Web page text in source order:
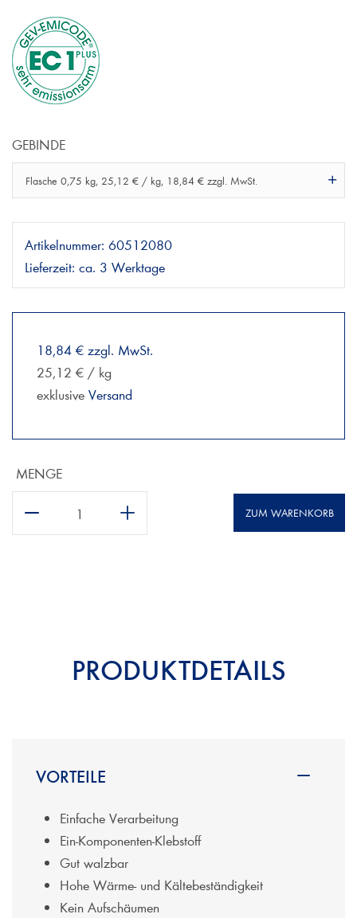
GEBINDE
Flasche 0,75 kg, 25,12 € / kg, 18,84 € zzgl. MwSt.
Artikelnummer: 60512080
Lieferzeit: ca. 3 Werktage
18,84 € zzgl. MwSt.
25,12 € / kg
exklusive Versand
MENGE
ZUM WARENKORB
PRODUKTDETAILS
VORTEILE
Einfache Verarbeitung
Ein-Komponenten-Klebstoff
Gut walzbar
Hohe Wärme- und Kältebeständigkeit
Kein Aufschäumen